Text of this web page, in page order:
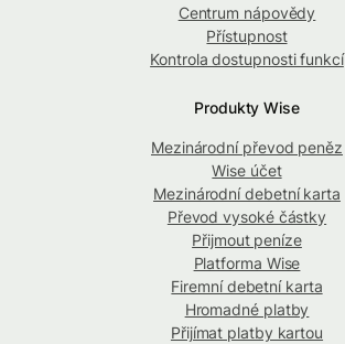
Centrum nápovědy
Přístupnost
Kontrola dostupnosti funkcí
Produkty Wise
Mezinárodní převod peněz
Wise účet
Mezinárodní debetní karta
Převod vysoké částky
Přijmout peníze
Platforma Wise
Firemní debetní karta
Hromadné platby
Přijímat platby kartou